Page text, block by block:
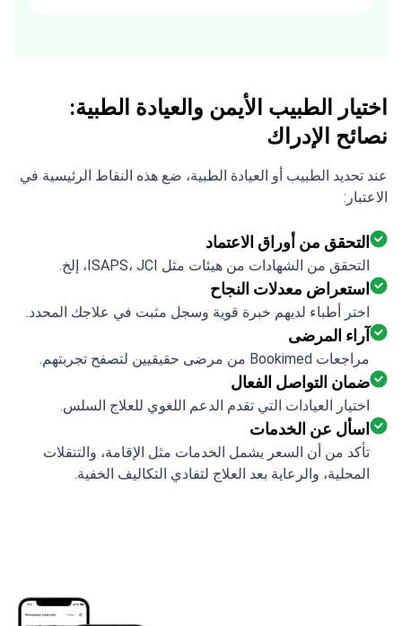
اختيار الطبيب الأيمن والعيادة الطبية:
نصائح الإدراك
عند تحديد الطبيب أو العيادة الطبية، ضع هذه النقاط الرئيسية في
الاعتبار:
التحقق من أوراق الاعتماد
التحقق من الشهادات من هيئات مثل ISAPS، JCI، إلخ.
استعراض معدلات النجاح
اختر أطباء لديهم خبرة قوية وسجل مثبت في علاجك المحدد.
آراء المرضى
مراجعات Bookimed من مرضى حقيقيين لتصفح تجربتهم.
ضمان التواصل الفعال
اختيار العيادات التي تقدم الدعم اللغوي للعلاج السلس.
اسأل عن الخدمات
تأكد من أن السعر يشمل الخدمات مثل الإقامة، والتنقلات
المحلية، والرعاية بعد العلاج لتفادي التكاليف الخفية.